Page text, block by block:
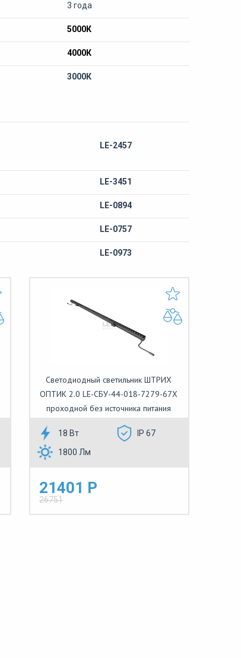
3 года
5000К
4000К
3000К
LE-2457
LE-3451
LE-0894
LE-0757
LE-0973
Светодиодный светильник ШТРИХ
ОПТИК 2.0 LE-СБУ-44-018-7279-67Х
проходной без источника питания
18 Вт
IP 67
1800 Лм
21401 Р
26751